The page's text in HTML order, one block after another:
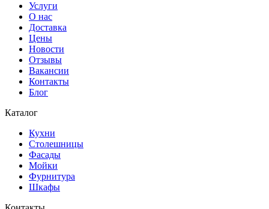
Услуги
О нас
Доставка
Цены
Новости
Отзывы
Вакансии
Контакты
Блог
Каталог
Кухни
Столешницы
Фасады
Мойки
Фурнитура
Шкафы